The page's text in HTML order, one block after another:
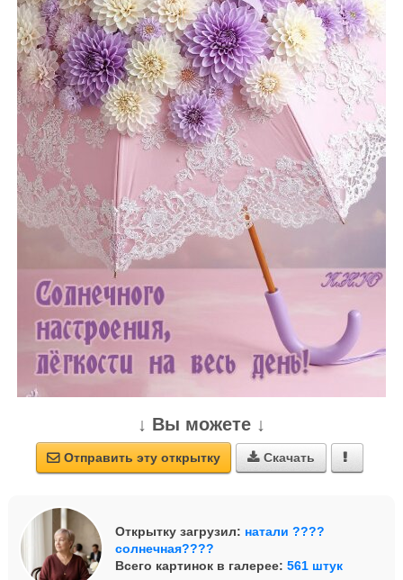
↓ Вы можете ↓
 Отправить эту открытку  Скачать 
Открытку загрузил: натали ????
солнечная????
Всего картинок в галерее: 561 штук